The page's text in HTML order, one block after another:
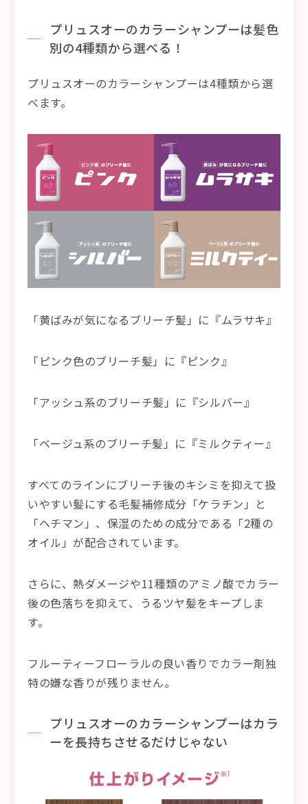
プリュスオーのカラーシャンプーは髪色
別の4種類から選べる！
プリュスオーのカラーシャンプーは4種類から選
べます。
「黄ばみが気になるブリーチ髪」に『ムラサキ』
「ピンク色のブリーチ髪」に『ピンク』
「アッシュ系のブリーチ髪」に『シルバー』
「ベージュ系のブリーチ髪」に『ミルクティー』
すべてのラインにブリーチ後のキシミを抑えて扱
いやすい髪にする毛髪補修成分「ケラチン」と
「ヘチマン」、保湿のための成分である「2種の
オイル」が配合されています。
さらに、熱ダメージや11種類のアミノ酸でカラー
後の色落ちを抑えて、うるツヤ髪をキープしま
す。
フルーティーフローラルの良い香りでカラー剤独
特の嫌な香りが残りません。
プリュスオーのカラーシャンプーはカラ
ーを長持ちさせるだけじゃない